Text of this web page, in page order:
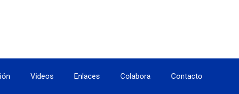
Videos Enlaces Colabora Contacto